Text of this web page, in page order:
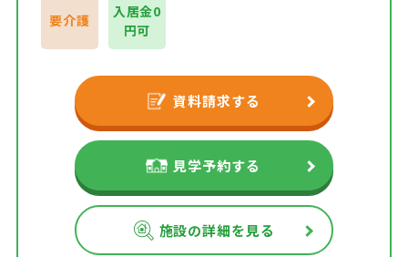
要介護
入居金0
円可
資料請求する
見学予約する
施設の詳細を見る